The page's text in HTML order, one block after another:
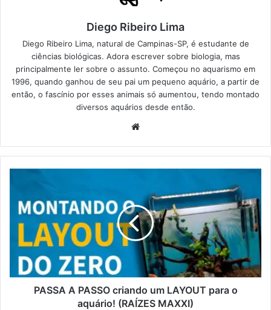
Diego Ribeiro Lima
Diego Ribeiro Lima, natural de Campinas-SP, é estudante de
ciências biológicas. Adora escrever sobre biologia, mas
principalmente ler sobre o assunto. Começou no aquarismo em
1996, quando ganhou de seu pai um pequeno aquário, a partir de
então, o fascínio por esses animais só aumentou, tendo montado
diversos aquários desde então.
Website
PASSA A PASSO criando um LAYOUT para o
aquário! (RAÍZES MAXXI)